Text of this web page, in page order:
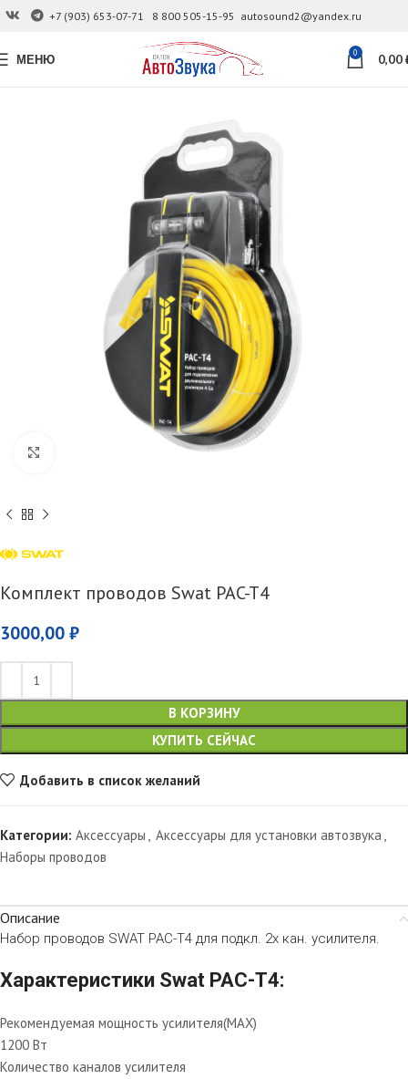
+7 (903) 653-07-71 8 800 505-15-95 autosound2@yandex.ru
МЕНЮ 0 0,00
Комплект проводов Swat PAC-T4
3000,00 ₽
В КОРЗИНУ
КУПИТЬ СЕЙЧАС
Добавить в список желаний
Категории: Аксессуары , Аксессуары для установки автозвука ,
Наборы проводов
Описание
Набор проводов SWAT PAC-T4 для подкл. 2х кан. усилителя.
Характеристики Swat PAC-T4:
Рекомендуемая мощность усилителя(MAX)
1200 Вт
Количество каналов усилителя